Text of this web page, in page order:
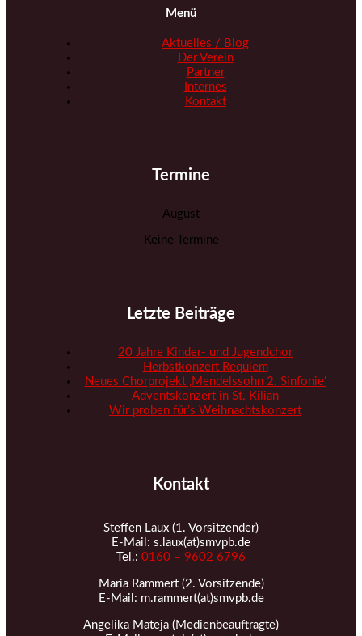
Menü
Aktuelles / Blog
Der Verein
Partner
Internes
Kontakt
Termine
August
Keine Termine
Letzte Beiträge
20 Jahre Kinder- und Jugendchor
Herbstkonzert Requiem
Neues Chorprojekt ‚Mendelssohn 2. Sinfonie‘
Adventskonzert in St. Kilian
Wir proben für’s Weihnachtskonzert
Kontakt
Steffen Laux (1. Vorsitzender)
E-Mail: s.laux(at)smvpb.de
Tel.: 0160 – 9602 6796
Maria Rammert (2. Vorsitzende)
E-Mail: m.rammert(at)smvpb.de
Angelika Mateja (Medienbeauftragte)